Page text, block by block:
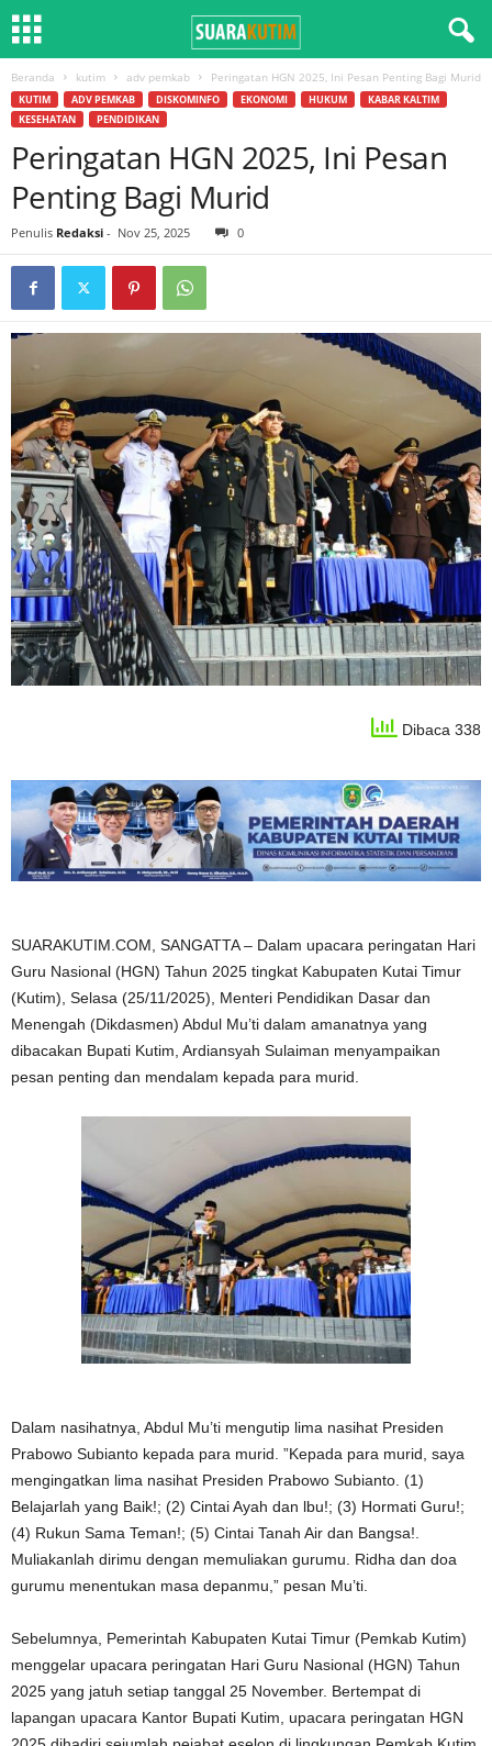
Beranda kutim adv pemkab Peringatan HGN 2025, Ini Pesan Penting Bagi Murid
KUTIM ADV PEMKAB DISKOMINFO EKONOMI HUKUM
KABAR KALTIM
KESEHATAN
PENDIDIKAN
Peringatan HGN 2025, Ini Pesan
Penting Bagi Murid
Penulis Redaksi - Nov 25, 2025 0
Dibaca 338
SUARAKUTIM.COM, SANGATTA – Dalam upacara peringatan Hari
Guru Nasional (HGN) Tahun 2025 tingkat Kabupaten Kutai Timur
(Kutim), Selasa (25/11/2025), Menteri Pendidikan Dasar dan
Menengah (Dikdasmen) Abdul Mu’ti dalam amanatnya yang
dibacakan Bupati Kutim, Ardiansyah Sulaiman menyampaikan
pesan penting dan mendalam kepada para murid.
Dalam nasihatnya, Abdul Mu’ti mengutip lima nasihat Presiden
Prabowo Subianto kepada para murid. ”Kepada para murid, saya
mengingatkan lima nasihat Presiden Prabowo Subianto. (1)
Belajarlah yang Baik!; (2) Cintai Ayah dan lbu!; (3) Hormati Guru!;
(4) Rukun Sama Teman!; (5) Cintai Tanah Air dan Bangsa!.
Muliakanlah dirimu dengan memuliakan gurumu. Ridha dan doa
gurumu menentukan masa depanmu,” pesan Mu’ti.
Sebelumnya, Pemerintah Kabupaten Kutai Timur (Pemkab Kutim)
menggelar upacara peringatan Hari Guru Nasional (HGN) Tahun
2025 yang jatuh setiap tanggal 25 November. Bertempat di
lapangan upacara Kantor Bupati Kutim, upacara peringatan HGN